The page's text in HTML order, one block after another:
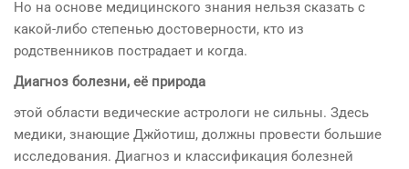
Но на основе медицинского знания нельзя сказать с
какой-либо степенью достоверности, кто из
родственников пострадает и когда.
Диагноз болезни, её природа
этой области ведические астрологи не сильны. Здесь
медики, знающие Джйотиш, должны провести большие
исследования. Диагноз и классификация болезней